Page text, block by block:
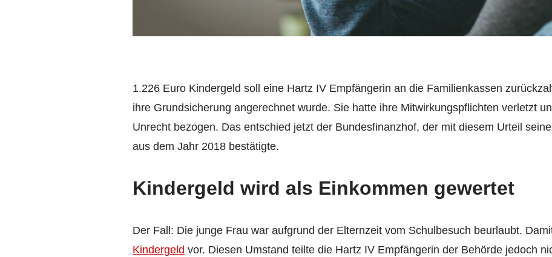
1.226 Euro Kindergeld soll eine Hartz IV Empfängerin an die Familienkassen
ihre Grundsicherung angerechnet wurde. Sie hatte ihre Mitwirkungspflichten verletzt
Unrecht bezogen. Das entschied jetzt der Bundesfinanzhof, der mit diesem Urteil
aus dem Jahr 2018 bestätigte.
Kindergeld wird als Einkommen gewertet
Der Fall: Die junge Frau war aufgrund der Elternzeit vom Schulbesuch beurlaubt.
Kindergeld vor. Diesen Umstand teilte die Hartz IV Empfängerin der Behörde jedoch